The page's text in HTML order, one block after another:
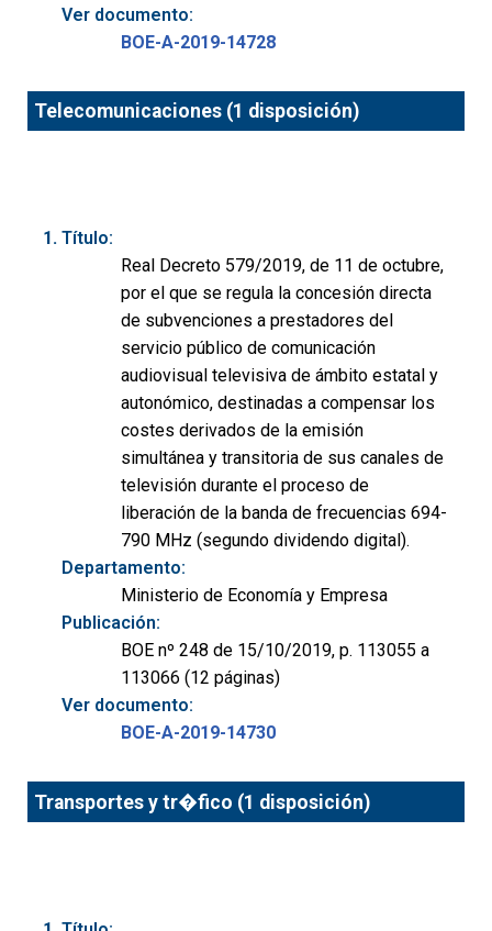
Ver documento:
BOE-A-2019-14728
Telecomunicaciones (1 disposición)
Título:
Real Decreto 579/2019, de 11 de octubre,
por el que se regula la concesión directa
de subvenciones a prestadores del
servicio público de comunicación
audiovisual televisiva de ámbito estatal y
autonómico, destinadas a compensar los
costes derivados de la emisión
simultánea y transitoria de sus canales de
televisión durante el proceso de
liberación de la banda de frecuencias 694-
790 MHz (segundo dividendo digital).
Departamento:
Ministerio de Economía y Empresa
Publicación:
BOE nº 248 de 15/10/2019, p. 113055 a
113066 (12 páginas)
Ver documento:
BOE-A-2019-14730
Transportes y tr�fico (1 disposición)